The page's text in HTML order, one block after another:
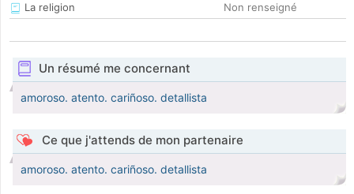
La religion
Non renseigné
Un résumé me concernant
amoroso. atento. cariñoso. detallista
Ce que j'attends de mon partenaire
amoroso. atento. cariñoso. detallista